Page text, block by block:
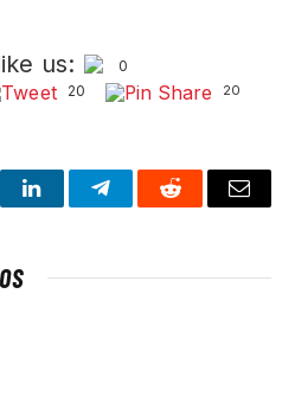
us:
0
20 20
LinkedInTelegramReddit Email